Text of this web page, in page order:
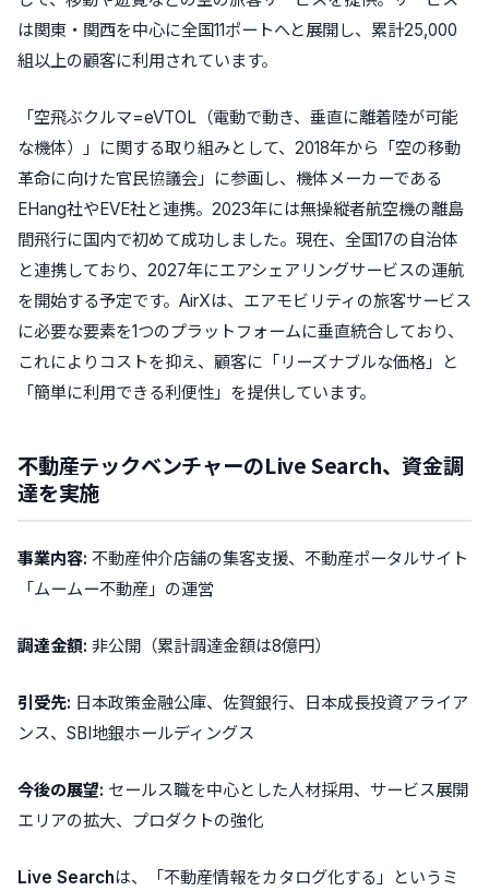
は関東・関西を中心に全国11ポートへと展開し、累計25,000
組以上の顧客に利用されています。
「空飛ぶクルマ=eVTOL （電動で動き、垂直に離着陸が可能
な機体）」に関する取り組みとして、2018年から「空の移動
革命に向けた官民協議会」に参画し、機体メーカーである
EHang社やEVE社と連携。2023年には無操縦者航空機の離島
間飛行に国内で初めて成功しました。現在、全国17の自治体
と連携しており、2027年にエアシェアリングサービスの運航
を開始する予定です。AirXは、 エアモビリティの旅客サービス
に必要な要素を1つのプラットフォームに垂直統合しており、
これによりコストを抑え、顧客に「リーズナブルな価格」と
「簡単に利用できる利便性」を提供しています。
不動産テックベンチャーのLive Search、資金調
達を実施
事業内容: 不動産仲介店舗の集客支援、不動産ポータルサイト
「ムームー不動産」の運営
調達金額: 非公開（累計調達金額は8億円）
引受先: 日本政策金融公庫、佐賀銀行、日本成長投資アライア
ンス、SBI地銀ホールディングス
今後の展望: セールス職を中心とした人材採用、サービス展開
エリアの拡大、プロダクトの強化
Live Searchは、「不動産情報をカタログ化する」というミ